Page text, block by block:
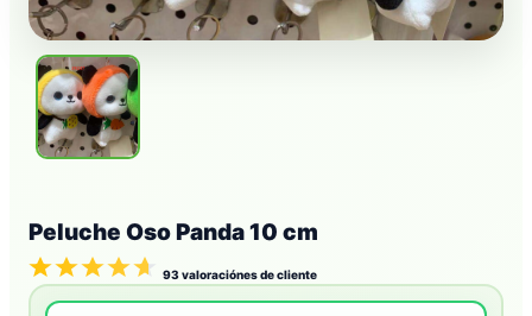
Peluche Oso Panda 10 cm
93 valoraciónes de cliente